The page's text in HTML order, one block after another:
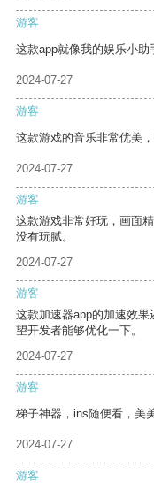
游客
这款app就像我的娱乐小助
2024-07-27
游客
这款游戏的音乐非常优美
2024-07-27
游客
这款游戏非常好玩，画面
没有玩腻。
2024-07-27
游客
这款加速器app的加速效
望开发者能够优化一下。
2024-07-27
游客
梯子神器，ins随便看，美
2024-07-27
游客